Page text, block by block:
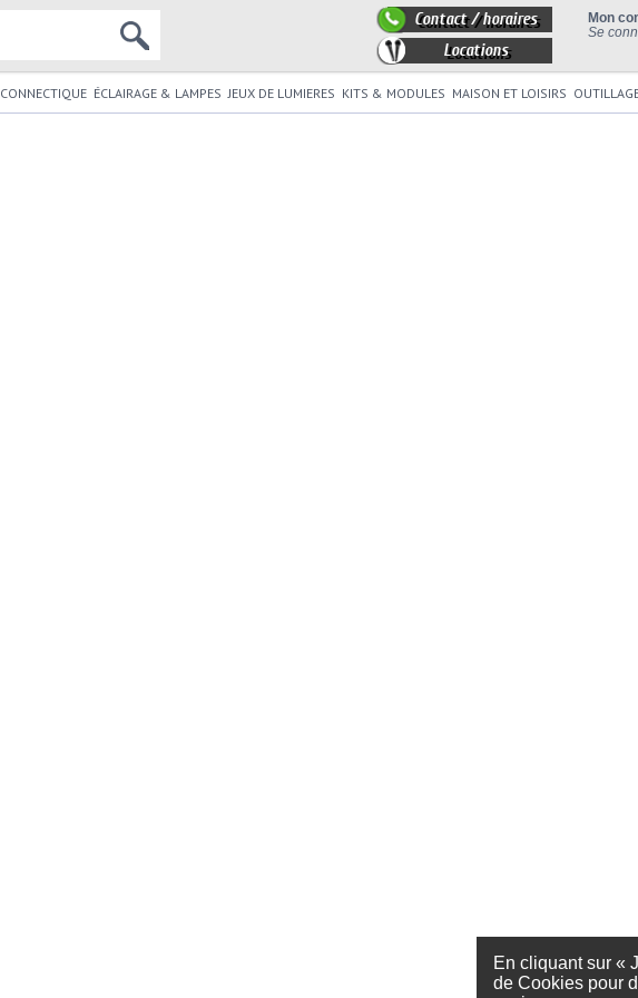
En cliquant sur «
de Cookies pour
Mon
Se
Contact / horaires
Locations
CONNECTIQUE ÉCLAIRAGE & LAMPES JEUX DE LUMIERES KITS & MODULES MAISON ET LOISIRS